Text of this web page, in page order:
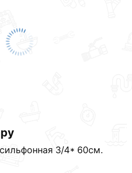
3/4* 60см.